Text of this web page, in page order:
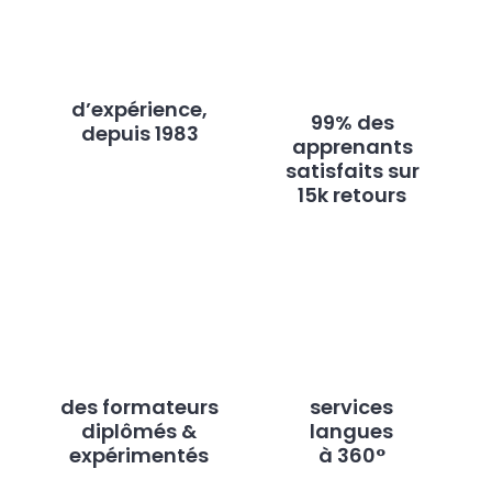
d’expérience,
depuis 1983
99% des
apprenants
satisfaits sur
15k retours
des formateurs
diplômés &
expérimentés
services
langues
à 360°